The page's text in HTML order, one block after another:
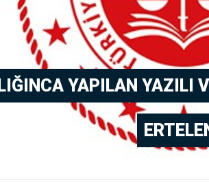
YAPILAN YAZILI